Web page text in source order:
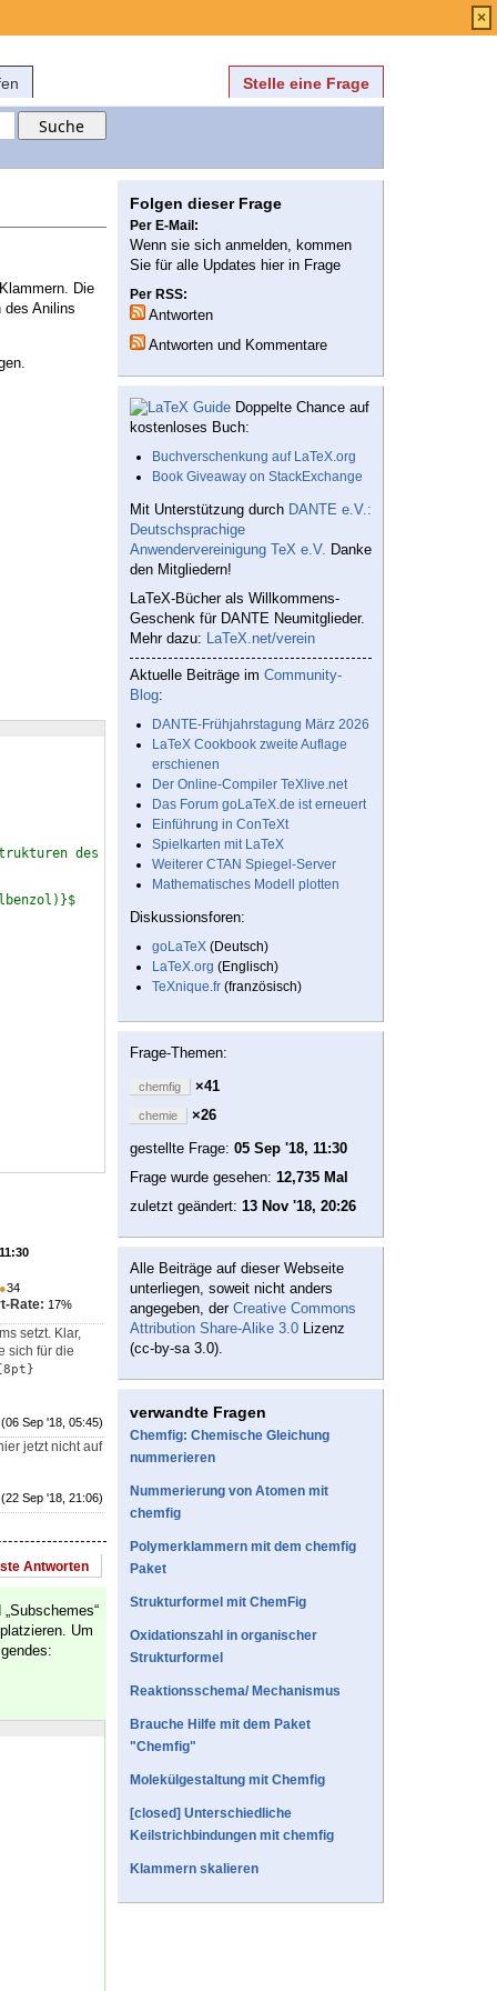
Stelle eine Frage
Die
des Anilins
des
{ortho}-Xylols}
●34
Rate: 17%
setzt. Klar,
sich für die
(06 Sep '18, 05:45)
jetzt nicht auf
(22 Sep '18, 21:06)
Antworten
Um
Folgen dieser Frage
Per E-Mail:
Wenn sie sich anmelden, kommen
Sie für alle Updates hier in Frage
Per RSS:
Antworten
Antworten und Kommentare
Doppelte Chance auf
kostenloses Buch:
Buchverschenkung auf LaTeX.org
Book Giveaway on StackExchange
Mit Unterstützung durch DANTE e.V.:
Deutschsprachige
Anwendervereinigung TeX e.V. Danke
den Mitgliedern!
LaTeX-Bücher als Willkommens-
Geschenk für DANTE Neumitglieder.
Mehr dazu: LaTeX.net/verein
Aktuelle Beiträge im Community-
Blog:
DANTE-Frühjahrstagung März 2026
LaTeX Cookbook zweite Auflage
erschienen
Der Online-Compiler TeXlive.net
Das Forum goLaTeX.de ist erneuert
Einführung in ConTeXt
Spielkarten mit LaTeX
Weiterer CTAN Spiegel-Server
Mathematisches Modell plotten
Diskussionsforen:
goLaTeX (Deutsch)
LaTeX.org (Englisch)
TeXnique.fr (französisch)
Frage-Themen:
chemfig ×41
chemie
×26
gestellte Frage: 05 Sep '18, 11:30
Frage wurde gesehen: 12,735 Mal
zuletzt geändert: 13 Nov '18, 20:26
Alle Beiträge auf dieser Webseite
unterliegen, soweit nicht anders
angegeben, der Creative Commons
Attribution Share-Alike 3.0 Lizenz
(cc-by-sa 3.0).
verwandte Fragen
Chemfig: Chemische Gleichung
nummerieren
Nummerierung von Atomen mit
chemfig
Polymerklammern mit dem chemfig
Paket
Strukturformel mit ChemFig
Oxidationszahl in organischer
Strukturformel
Reaktionsschema/ Mechanismus
Brauche Hilfe mit dem Paket
"Chemfig"
Molekülgestaltung mit Chemfig
[closed] Unterschiedliche
Keilstrichbindungen mit chemfig
Klammern skalieren
×